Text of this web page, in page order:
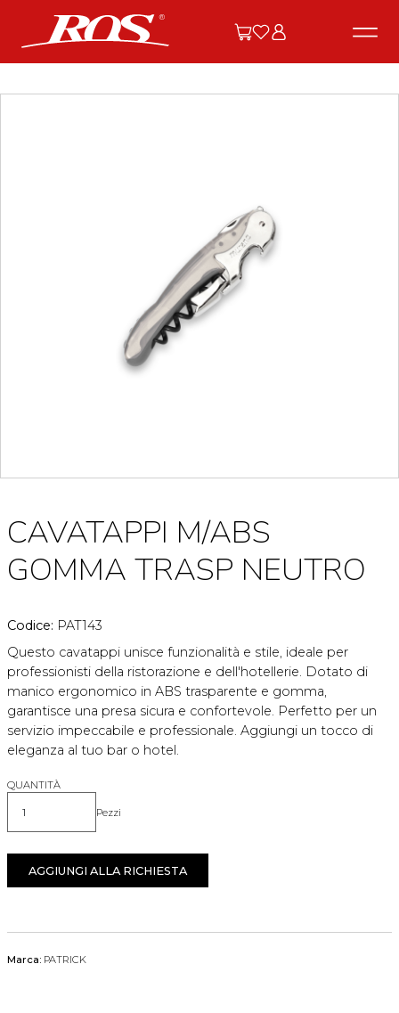
CAVATAPPI M/ABS
GOMMA TRASP NEUTRO
Codice: PAT143
Questo cavatappi unisce funzionalità e stile, ideale per
professionisti della ristorazione e dell'hotellerie. Dotato di
manico ergonomico in ABS trasparente e gomma,
garantisce una presa sicura e confortevole. Perfetto per un
servizio impeccabile e professionale. Aggiungi un tocco di
eleganza al tuo bar o hotel.
QUANTITÀ
Quantità Pezzi
AGGIUNGI ALLA RICHIESTA
Marca: PATRICK